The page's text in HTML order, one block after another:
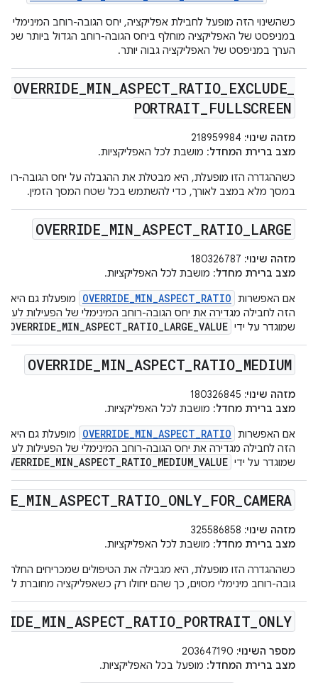
כשהשינוי הזה מופעל לחבילת אפליקציה, יחס הגובה-רוחב המינימלי
במניפסט של האפליקציה מוחלף ביחס הגובה-רוחב הגדול ביותר
הערך במניפסט של האפליקציה גבוה יותר.
OVERRIDE MIN ASPECT RATIO_ EXCLUDE
PORTRAIT FULLSCREEN
מזהה שינוי:
מצב ברירת המחדל: מושבת לכל האפליקציות.
כשההגדרה הזו מופעלת, היא מבטלת את ההגבלה על יחס הגובה-רוחב
במסך מלא במצב לאורך, כדי להשתמש בכל שטח המסך הזמין.
OVERRIDE MIN ASPECT RATIO_ LARGE
מזהה שינוי:
מצב ברירת מחדל: מושבת לכל האפליקציות.
אם האפשרות OVERRIDE_MIN_ASPECT_RATIO
מופעלת גם היא,
הזה לחבילה מגדירה את יחס הגובה-רוחב המינימלי של הפעילות לערך
שמוגדר על ידי OVERRIDE_MIN_ASPECT_RATIO_LARGE_VALUE
OVERRIDE MIN ASPECT RATIO_ MEDIUM
מזהה שינוי:
מצב ברירת מחדל: מושבת לכל האפליקציות.
אם האפשרות OVERRIDE_MIN_ASPECT_RATIO
מופעלת גם היא,
הזה לחבילה מגדירה את יחס הגובה-רוחב המינימלי של הפעילות לערך
שמוגדר על ידי OVERRIDE_MIN_ASPECT_RATIO_MEDIUM_VALUE
MIN ASPECT RATIO ONLY_ FOR_ CAMERA
מזהה שינוי:
מצב ברירת מחדל: מושבת לכל האפליקציות.
כשההגדרה הזו מופעלת, היא מגבילה את הטיפולים שמכריחים החלה
גובה-רוחב מינימלי מסוים, כך שהם יחולו רק כשאפליקציה מחוברת
MIN ASPECT RATIO_ PORTRAIT ONLY
מספר השינוי:
מצב ברירת המחדל: מופעל בכל האפליקציות.